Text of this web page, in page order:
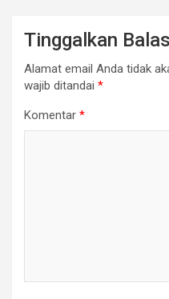
Tinggalkan
Alamat email Anda tidak
wajib ditandai *
Komentar *